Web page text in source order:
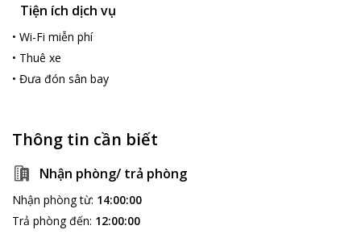
Tiện ích dịch vụ
• Wi-Fi miễn phí
• Thuê xe
• Đưa đón sân bay
Thông tin cần biết
Nhận phòng/ trả phòng
Nhận phòng từ: 14:00:00
Trả phòng đến: 12:00:00